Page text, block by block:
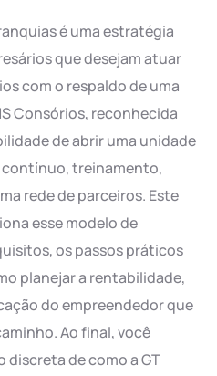
é uma estratégia
que desejam atuar
com o respaldo de uma
Consórios, reconhecida
de abrir uma unidade
treinamento,
rede de parceiros. Este
esse modelo de
os passos práticos
planejar a rentabilidade,
do empreendedor que
Ao final, você
de como a GT